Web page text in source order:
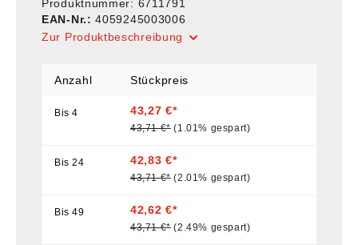
Produktnummer: 6711791
EAN-Nr.:4059245003006
Zur Produktbeschreibung
Anzahl Stückpreis
Bis4 43,27 €*
43,71 €* (1.01% gespart)
Bis24 42,83 €*
43,71 €* (2.01% gespart)
Bis49 42,62 €*
43,71 €* (2.49% gespart)